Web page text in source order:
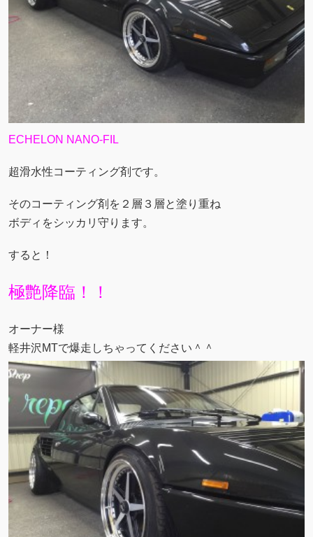
ECHELON NANO-FIL
超滑水性コーティング剤です。
そのコーティング剤を２層３層と塗り重ね
ボディをシッカリ守ります。
すると！
極艶降臨！！
オーナー様
軽井沢MTで爆走しちゃってください＾＾